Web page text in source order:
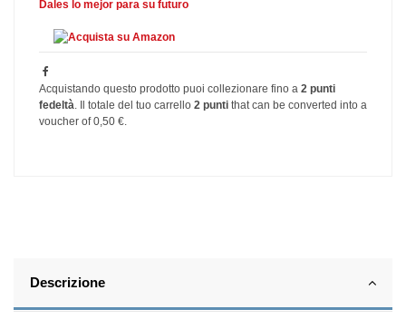
Dales lo mejor para su futuro
Acquistando questo prodotto puoi collezionare fino a 2 punti
fedeltà . Il totale del tuo carrello 2 punti that can be converted into a
voucher of0,50 €
Descrizione